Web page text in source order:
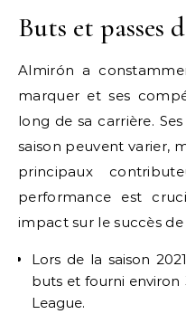
Buts et passes
Almirón a
marquer et ses
long de sa carrière.
saison peuvent varier,
principaux
performance est
impact sur le succès de
Lors de la saison
buts et fourni environ
League.